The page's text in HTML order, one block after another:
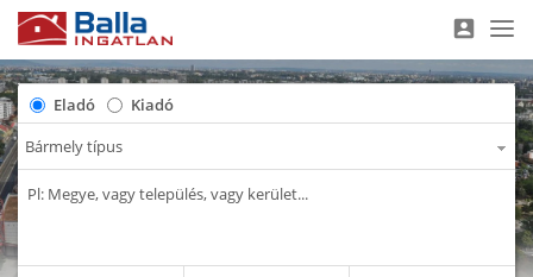
account_box
Eladó Kiadó